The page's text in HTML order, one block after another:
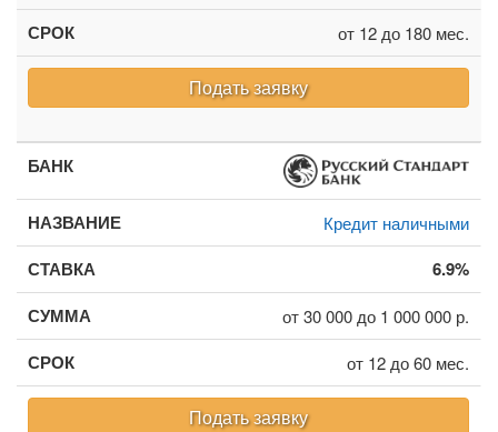
от 12 до 180 мес.
Подать заявку
Кредит наличными
6.9%
от 30 000 до 1 000 000 р.
от 12 до 60 мес.
Подать заявку